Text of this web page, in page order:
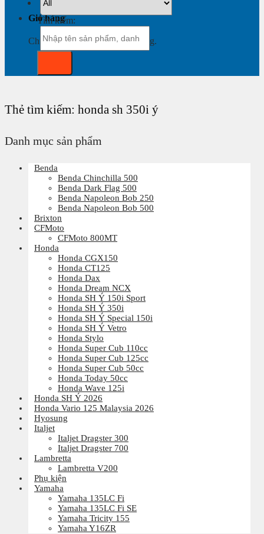
Giỏ hàng
Chưa có sản phẩm trong giỏ hàng.
Tìm kiếm:
Thẻ tìm kiếm: honda sh 350i ý
Danh mục sản phẩm
Benda
Benda Chinchilla 500
Benda Dark Flag 500
Benda Napoleon Bob 250
Benda Napoleon Bob 500
Brixton
CFMoto
CFMoto 800MT
Honda
Honda CGX150
Honda CT125
Honda Dax
Honda Dream NCX
Honda SH Ý 150i Sport
Honda SH Ý 350i
Honda SH Ý Special 150i
Honda SH Ý Vetro
Honda Stylo
Honda Super Cub 110cc
Honda Super Cub 125cc
Honda Super Cub 50cc
Honda Today 50cc
Honda Wave 125i
Honda SH Ý 2026
Honda Vario 125 Malaysia 2026
Hyosung
Italjet
Italjet Dragster 300
Italjet Dragster 700
Lambretta
Lambretta V200
Phụ kiện
Yamaha
Yamaha 135LC Fi
Yamaha 135LC Fi SE
Yamaha Tricity 155
Yamaha Y16ZR